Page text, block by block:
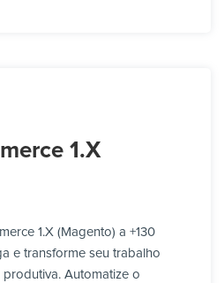
1.X
1.X (Magento) a +130
e transforme seu trabalho
Automatize o